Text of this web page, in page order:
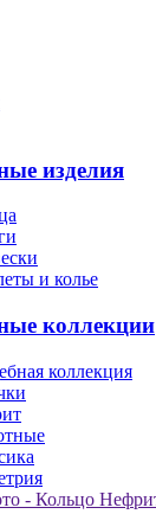
изделия
и колье
коллекции
коллекция